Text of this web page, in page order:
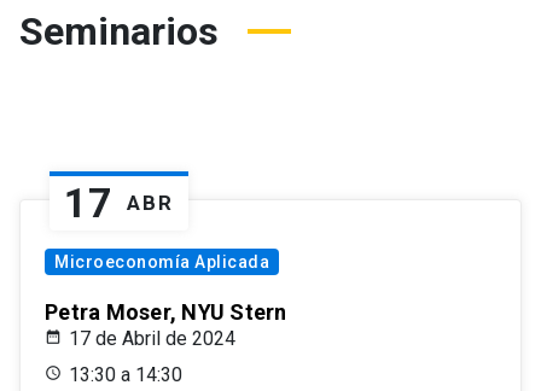
Seminarios
17 ABR
Microeconomía Aplicada
Petra Moser, NYU Stern
17 de Abril de 2024
13:30 a 14:30